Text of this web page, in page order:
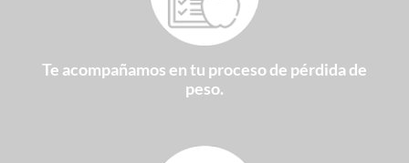
Te acompañamos en tu proceso de pérdida de
peso.